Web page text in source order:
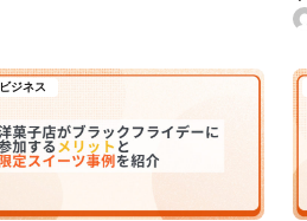
ビジネス